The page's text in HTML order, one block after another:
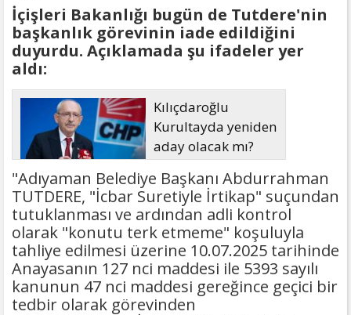
İçişleri Bakanlığı bugün de Tutdere'nin
başkanlık görevinin iade edildiğini
duyurdu. Açıklamada şu ifadeler yer
aldı:
Kılıçdaroğlu
Kurultayda yeniden
aday olacak mı?
"Adıyaman Belediye Başkanı Abdurrahman
TUTDERE, "İcbar Suretiyle İrtikap" suçundan
tutuklanması ve ardından adli kontrol
olarak "konutu terk etmeme" koşuluyla
tahliye edilmesi üzerine 10.07.2025 tarihinde
Anayasanın 127 nci maddesi ile 5393 sayılı
kanunun 47 nci maddesi gereğince geçici bir
tedbir olarak görevinden